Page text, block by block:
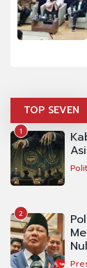
TOP SEVEN
1
2